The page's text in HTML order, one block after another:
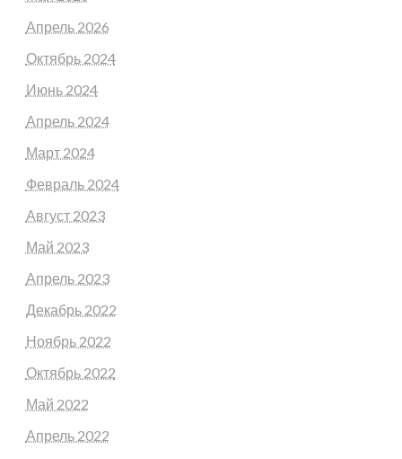
Апрель 2026
Октябрь 2024
Июнь 2024
Апрель 2024
Март 2024
Февраль 2024
Август 2023
Май 2023
Апрель 2023
Декабрь 2022
Ноябрь 2022
Октябрь 2022
Май 2022
Апрель 2022